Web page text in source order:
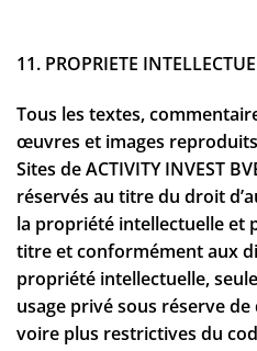
11. PROPRIETE
Tous les textes,
œuvres et images
Sites de ACTIVITY INVEST
réservés au titre du droit
la propriété intellectuelle et
titre et conformément aux
propriété intellectuelle,
usage privé sous réserve
voire plus restrictives du